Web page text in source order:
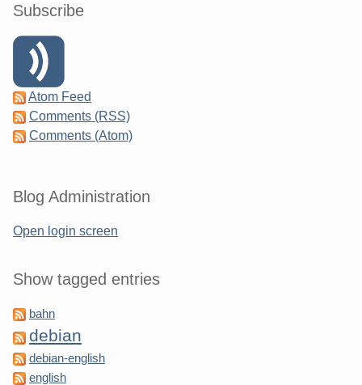
Subscribe
Atom Feed
Comments (RSS)
Comments (Atom)
Blog Administration
Open login screen
Show tagged entries
bahn
debian
debian-english
english